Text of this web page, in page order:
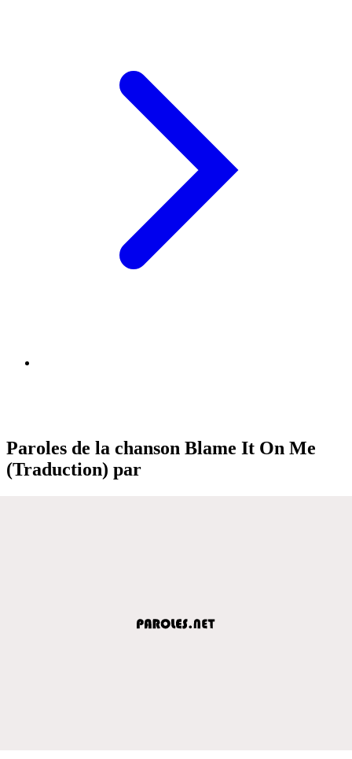
Paroles de la chanson Blame It On Me
(Traduction) par